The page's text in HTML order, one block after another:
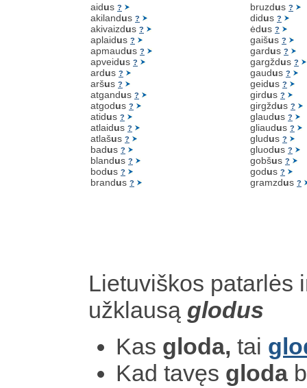
aidus ?
akilandus ?
akivaizdus ?
aplaidus ?
apmaudus ?
apveidus ?
ardus ?
aršus ?
atgandus ?
atgodus ?
atidus ?
atlaidus ?
atlašus ?
badus ?
blandus ?
bodus ?
brandus ?
bruzdus ?
didus ?
ėdus ?
gaišus ?
gardus ?
gargždus ?
gaudus ?
geidus ?
girdus ?
girgždus ?
glaudus ?
gliaudus ?
gludus ?
gluodus ?
gobšus ?
godus ?
gramzdus ?
Lietuviškos patarlės
užklausą glodus
Kas gloda, tai
Kad tavęs gloda